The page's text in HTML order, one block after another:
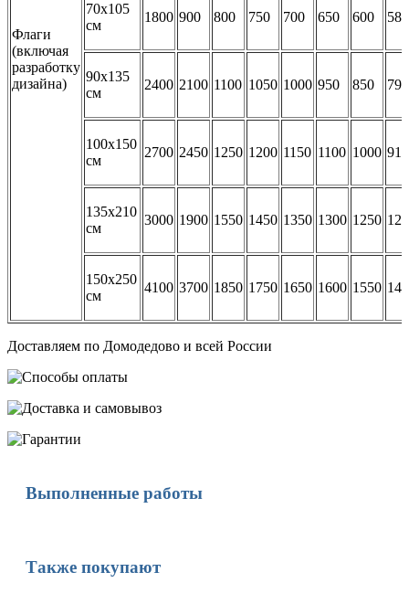
Флаги
(включая
разработку
дизайна)
70х105
см
1800 900 800 750 700 650 600 580
90х135
см
2400 2100 1100 1050 1000 950 850 790
100х150
см
2700 2450 1250 1200 1150 1100 1000 910
135х210
см
3000 1900 1550 1450 1350 1300 1250
150х250
см
4100 3700 1850 1750 1650 1600 1550
Доставляем по Домодедово и всей России
Выполненные работы
Также покупают